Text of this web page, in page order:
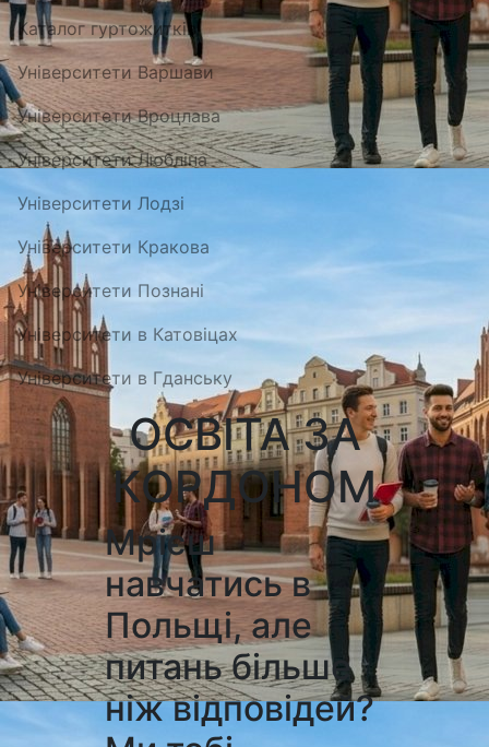
Каталог гуртожитків
Університети Варшави
Університети Вроцлава
Університети Любліна
Університети Лодзі
Університети Кракова
Університети Познані
Університети в Катовіцах
Університети в Гданську
ОСВІТА ЗА
КОРДОНОМ
Мрієш
навчатись в
Польщі, але
питань більше
ніж відповідей?